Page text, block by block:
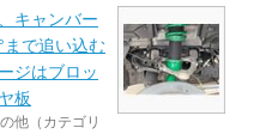
キャンバー
まで追い込む
ジはブロッ
板
他（カテゴリ